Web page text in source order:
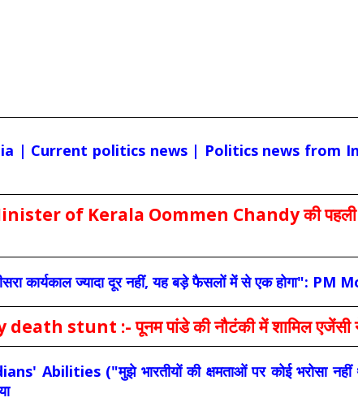
| Current politics news | Politics news from
of Kerala Oommen Chandy की पहली
कार्यकाल ज्यादा दूर नहीं, यह बड़े फैसलों में से एक होगा": PM
stunt :- पूनम पांडे की नौटंकी में शामिल एजेंसी ने
Abilities ("मुझे भारतीयों की क्षमताओं पर कोई भरोसा नहीं